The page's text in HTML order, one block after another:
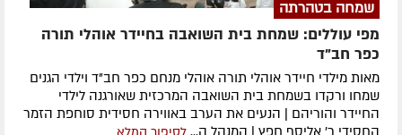
שמחה בטהרתה
מפי עוללים: שמחת בית השואבה בחיידר אוהלי תורה
כפר חב"ד
מאות מילדי חיידר אוהלי תורה אוהלי מנחם כפר חב"ד וילדי הגנים
שמחו ורקדו בשמחת בית השואבה המרכזית שאורגנה לילדי
החיידר והוריהם | הנעים את הערב באווירה חסידית סוחפת הזמר
החסידי ר' אליסף חפץ | המנהל ה... לסיפור המלא